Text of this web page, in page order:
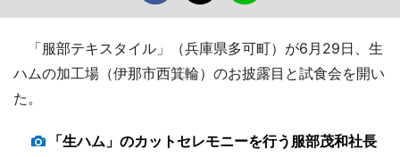
「服部テキスタイル」（兵庫県多可町）が6月29日、生
ハムの加工場（伊那市西箕輪）のお披露目と試食会を開い
た。
「生ハム」のカットセレモニーを行う服部茂和社長